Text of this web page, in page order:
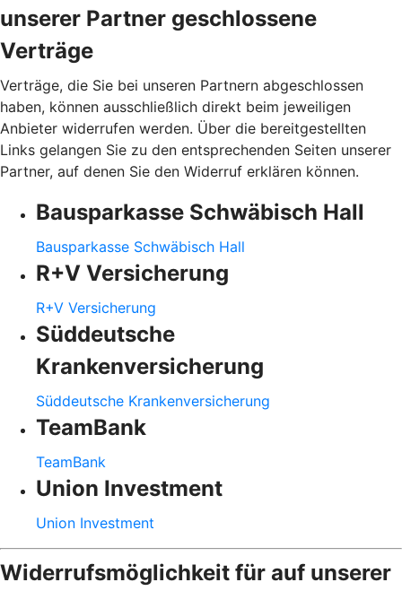
unserer Partner geschlossene
Verträge
Verträge, die Sie bei unseren Partnern abgeschlossen
haben, können ausschließlich direkt beim jeweiligen
Anbieter widerrufen werden. Über die bereitgestellten
Links gelangen Sie zu den entsprechenden Seiten unserer
Partner, auf denen Sie den Widerruf erklären können.
Bausparkasse Schwäbisch Hall
Bausparkasse Schwäbisch Hall
R+V Versicherung
R+V Versicherung
Süddeutsche
Krankenversicherung
Süddeutsche Krankenversicherung
TeamBank
TeamBank
Union Investment
Union Investment
Widerrufsmöglichkeit für auf unserer